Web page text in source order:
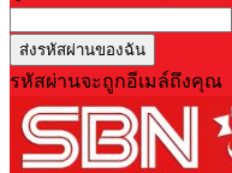
รหัสผ่านจะถูกอีเมล์ถึงคุณ